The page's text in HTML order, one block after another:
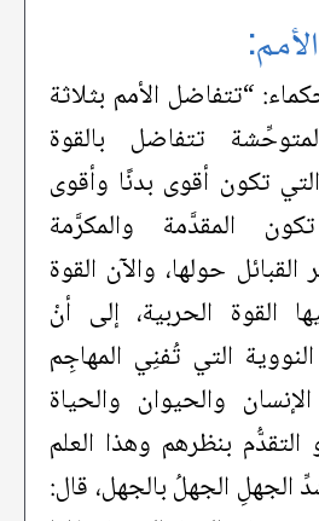
“تتفاضل الأمم بثلاثة
تتفاضل بالقوة
التي تكون أقوى بدنًا وأقوى
المقدَّمة والمكرَّمة
حولها، والآن القوة
القوة الحربية، إلى أنْ
التي تُفنِي المهاجِم
والحيوان والحياة
التقدُّم بنظرهم وهذا العلم
الجهلِ الجهلُ بالجهل، قال: